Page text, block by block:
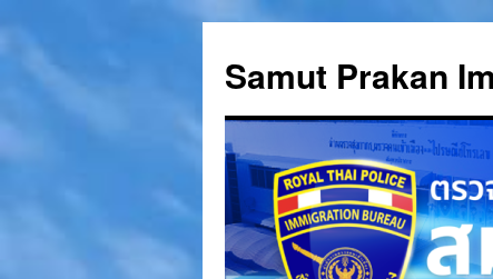
to
content
Samut Prakan